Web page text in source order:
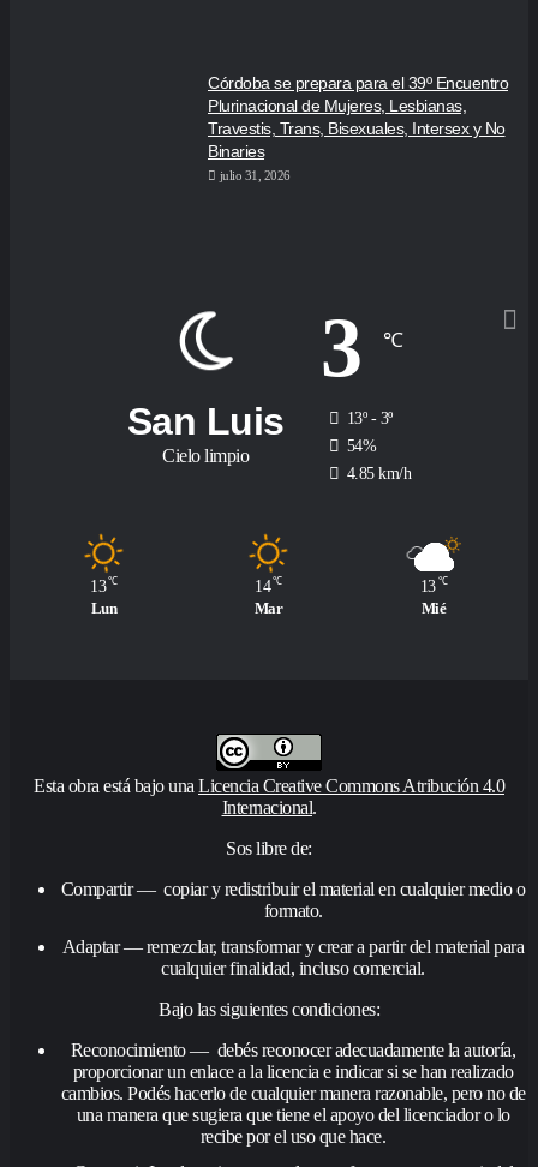
Córdoba se prepara para el 39º Encuentro
Plurinacional de Mujeres, Lesbianas,
Travestis, Trans, Bisexuales, Intersex y No
Binaries
julio 31, 2026
San Luis
Cielo limpio
3 ℃
13º - 3º
54%
4.85 km/h
13 ℃
Lun
14 ℃
Mar
13 ℃
Mié
Esta obra está bajo unaLicencia Creative Commons Atribución 4.0
Internacional.
Sos libre de:
Compartir — copiar y redistribuir el material en cualquier medio o
formato.
Adaptar — remezclar, transformar y crear a partir del material para
cualquier finalidad, incluso comercial.
Bajo las siguientes condiciones:
Reconocimiento — debés reconocer adecuadamente la autoría,
proporcionar un enlace a la licencia e indicar si se han realizado
cambios. Podés hacerlo de cualquier manera razonable, pero no de
una manera que sugiera que tiene el apoyo del licenciador o lo
recibe por el uso que hace.